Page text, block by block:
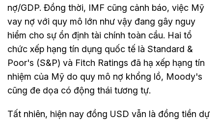
nợ/GDP. Đồng thời, IMF cũng cảnh báo, việc Mỹ
vay nợ với quy mô lớn như vậy đang gây nguy
hiểm cho sự ổn định tài chính toàn cầu. Hai tổ
chức xếp hạng tín dụng quốc tế là Standard &
Poor's (S&P) và Fitch Ratings đã hạ xếp hạng tín
nhiệm của Mỹ do quy mô nợ khổng lồ, Moody's
cũng đe dọa có động thái tương tự.
Tất nhiên, hiện nay đồng USD vẫn là đồng tiền dự